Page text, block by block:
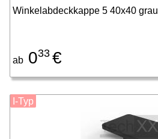
Winkelabdeckkappe 5 40x40 grau
ab 033 €
I-Typ